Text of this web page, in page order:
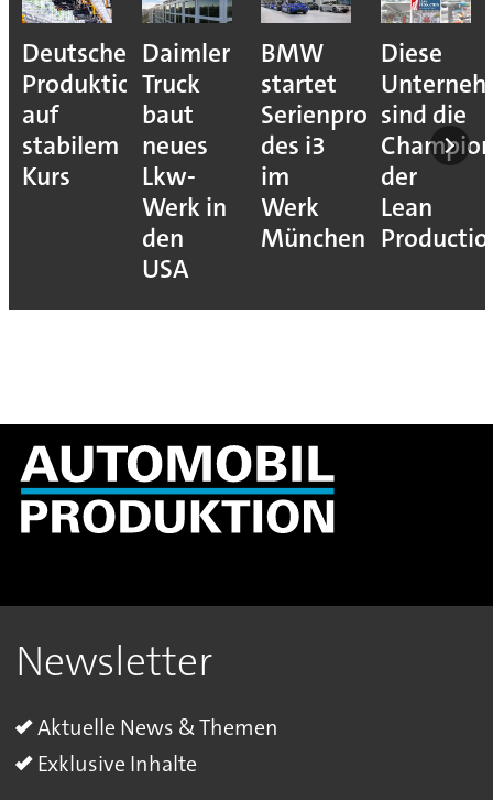
Deutsche
Produktion
auf
stabilem
Kurs
Daimler
Truck
baut
neues
Lkw-
Werk in
den
USA
BMW
startet
Serienproduktion
des i3
im
Werk
München
Diese
sind die
der
Lean
Newsletter
Aktuelle News & Themen
Exklusive Inhalte